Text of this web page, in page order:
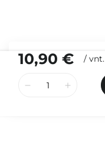
10,90 € / vnt.